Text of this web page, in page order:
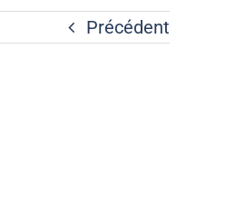
Précédent